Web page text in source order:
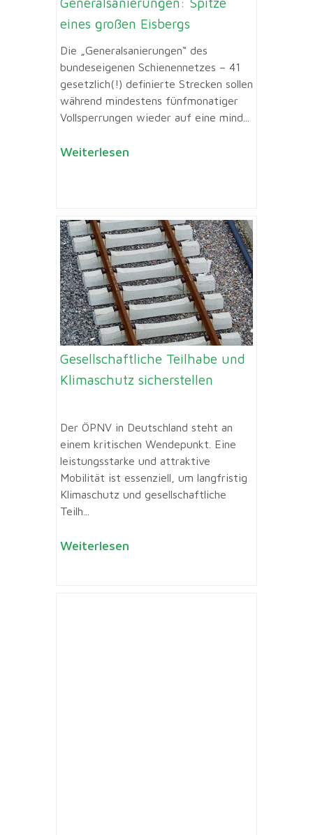
eines großen Eisbergs
Die „Generalsanierungen“ des
bundeseigenen Schienennetzes – 41
gesetzlich(!) definierte Strecken sollen
während mindestens fünfmonatiger
Vollsperrungen wieder auf eine mind...
Weiterlesen
Gesellschaftliche Teilhabe und
Klimaschutz sicherstellen
Der ÖPNV in Deutschland steht an
einem kritischen Wendepunkt. Eine
leistungsstarke und attraktive
Mobilität ist essenziell, um langfristig
Klimaschutz und gesellschaftliche
Teilh...
Weiterlesen